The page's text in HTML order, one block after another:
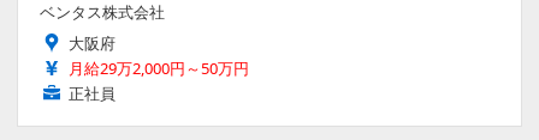
ベンタス株式会社
大阪府
月給29万2,000円～50万円
正社員